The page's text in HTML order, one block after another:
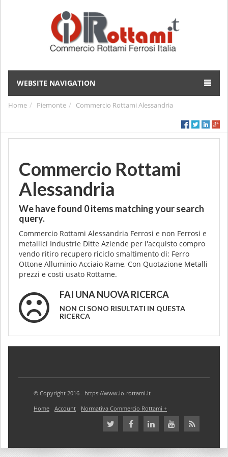
WEBSITE NAVIGATION
Home Piemonte Commercio Rottami Alessandria
Commercio Rottami
Alessandria
We have found 0items matching your search
query.
Commercio Rottami Alessandria Ferrosi e non Ferrosi e
metallici Industrie Ditte Aziende per l'acquisto compro
vendo ritiro recupero riciclo smaltimento di: Ferro
Ottone Alluminio Acciaio Rame, Con Quotazione Metalli
prezzi e costi usato Rottame.
FAI UNA NUOVA RICERCA
NON CI SONO RISULTATI IN QUESTA
RICERCA
© Copyright 2016 - https://www.io-rottami.it
Home
Account Normativa Commercio Rottami